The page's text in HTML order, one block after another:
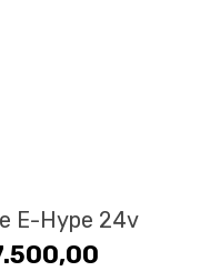
E-Hype 24v
O